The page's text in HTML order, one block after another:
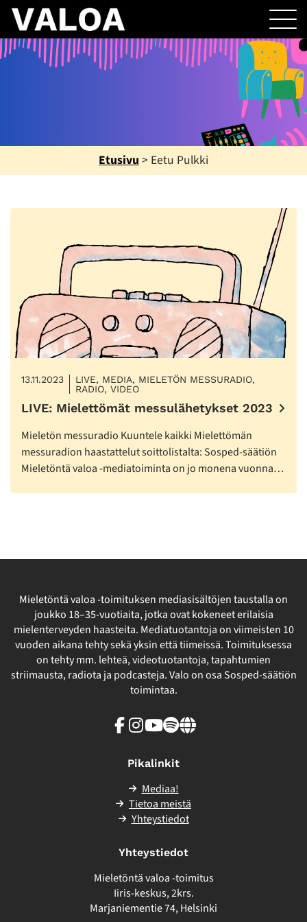
Etusivu > Eetu Pulkki
13.11.2023
LIVE, MEDIA, MIELETÖN MESSURADIO,
RADIO, VIDEO
LIVE: Mielettömät messulähetykset 2023
Mieletön messuradio Kuuntele kaikki Mielettömän
messuradion haastattelut soittolistalta: Sosped-säätiön
Mieletöntä valoa -mediatoiminta on jo monena vuonna…
Mieletöntä valoa -toimituksen mediasisältöjen taustalla on
joukko 18–35-vuotiaita, jotka ovat kokeneet erilaisia
mielenterveyden haasteita. Mediatuotantoja on viimeisten 10
vuoden aikana tehty sekä yksin että tiimeissä. Toimituksessa
on tehty mm. lehteä, videotuotantoja, tapahtumien
striimausta, radiota ja podcasteja. Valo on osa Sosped-säätiön
toimintaa.
Facebook
Instagram
Youtube
SpotifyLinkki
Pikalinkit
Mediaa!
Tietoa meistä
Yhteystiedot
Yhteystiedot
Mieletöntä valoa -toimitus
Iiris-keskus, 2krs.
Marjaniementie 74, Helsinki